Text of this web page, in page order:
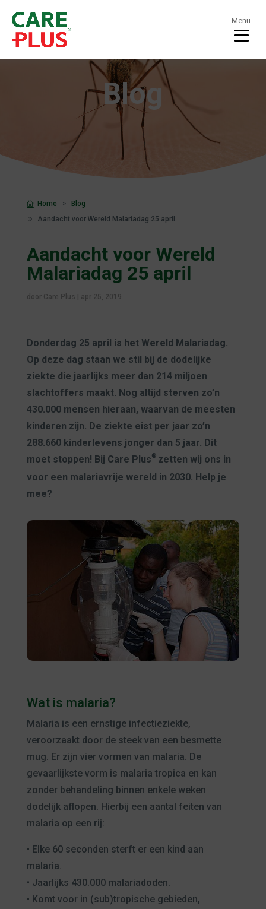
Menu
Blog
Home
Blog
Aandacht voor Wereld Malariadag 25 april
Aandacht voor Wereld
Malariadag 25 april
door Care Plus apr 25, 2019
Donderdag 25 april is het Wereld Malariadag.
Op deze dag staan we stil bij de dodelijke
ziekte die jaarlijks meer dan 214 miljoen
slachtoffers maakt. Nog altijd sterven zo’n
430.000 mensen hieraan, waarvan de meesten
kinderen zijn. De ziekte eist per jaar zo’n
288.660 kinderlevens jonger dan 5 jaar. Dit
moet stoppen! Bij Care Plus® zetten wij ons in
voor een malariavrije wereld in 2030. Help je
mee?
Wat is malaria?
Malaria is een ernstige infectieziekte,
veroorzaakt door de steek van een besmette
mug. Er zijn vier vormen van malaria. De
gevaarlijkste vorm is malaria tropica en kan
zonder behandeling binnen enkele weken
dodelijk aflopen. Hierbij een aantal feiten van
malaria op een rij:
• Elke 60 seconden sterft er een kind aan
malaria.
• Jaarlijks 430.000 malariadoden.
• Komt voor in (sub)tropische gebieden,